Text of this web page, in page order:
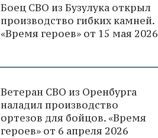
Боец СВО из Бузулука открыл
производство гибких камней.
«Время героев» от 15 мая 2026
Ветеран СВО из Оренбурга
наладил производство
ортезов для бойцов. «Время
героев» от 6 апреля 2026